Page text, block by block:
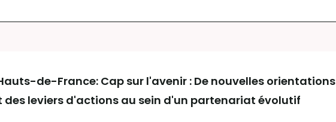
de-France: Cap sur l'avenir : De nouvelles orientations
leviers d'actions au sein d'un partenariat évolutif